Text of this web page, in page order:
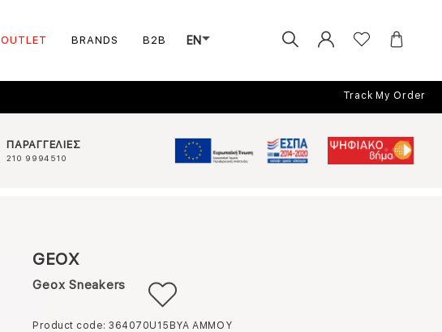
OUTLET BRANDS B2B EN
Track My Order
ΠΑΡΑΓΓΕΛΙΕΣ
210 9994510
GEOX
Geox Sneakers
Product code: 364070U15BYA ΑΜΜΟΥ